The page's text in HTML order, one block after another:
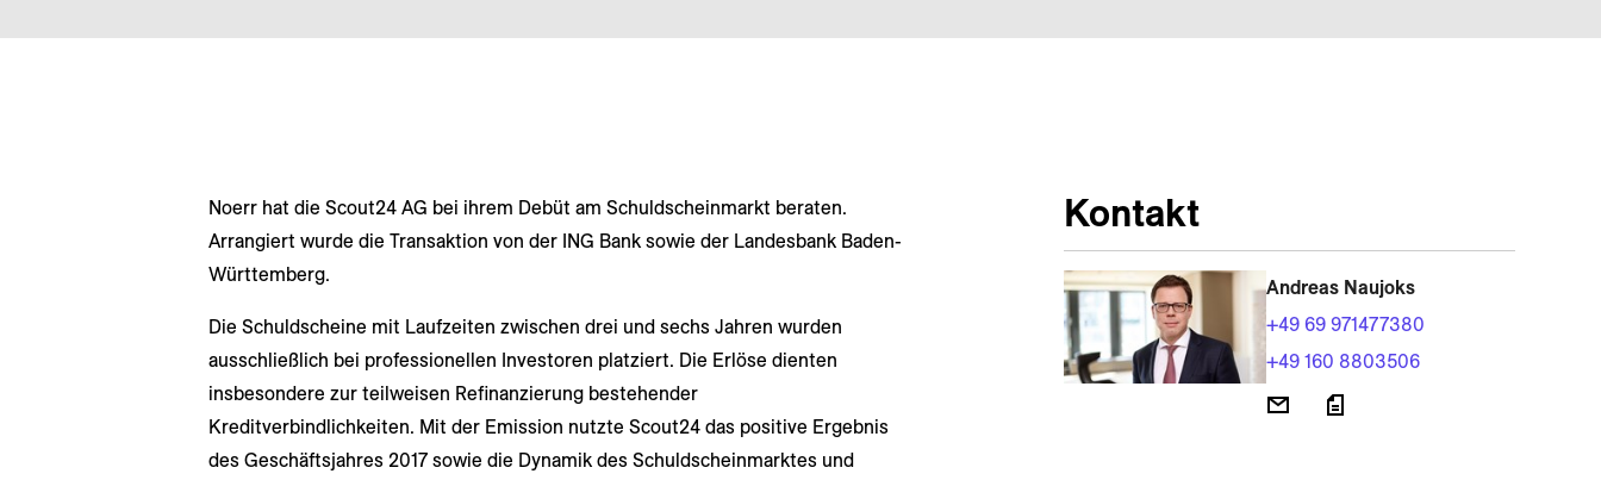
Noerr hat die Scout24 AG bei ihrem Debüt am Schuldscheinmarkt beraten.
Arrangiert wurde die Transaktion von der ING Bank sowie der Landesbank Baden-
Württemberg.
Die Schuldscheine mit Laufzeiten zwischen drei und sechs Jahren wurden
ausschließlich bei professionellen Investoren platziert. Die Erlöse dienten
insbesondere zur teilweisen Refinanzierung bestehender
Kreditverbindlichkeiten. Mit der Emission nutzte Scout24 das positive Ergebnis
des Geschäftsjahres 2017 sowie die Dynamik des Schuldscheinmarktes und
Kontakt
Andreas Naujoks
+49 69 971477380
+49 160 8803506